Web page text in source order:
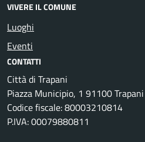
VIVERE IL COMUNE
Luoghi
Eventi
CONTATTI
Città di Trapani
Piazza Municipio, 1 91100 Trapani
Codice fiscale: 80003210814
P.IVA: 00079880811